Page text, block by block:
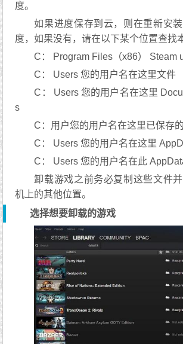
度。
如果进度保存到云，则在重新安
度，如果没有，请在以下某个位置查找
C： Program Files（x86） Steam
C： Users 您的用户名在这里文件
C： Users 您的用户名在这里
s
C：用户您的用户名在这里已保存
C： Users 您的用户名在这里
C： Users 您的用户名在此
卸载游戏之前务必复制这些文件
机上的其他位置。
选择想要卸载的游戏